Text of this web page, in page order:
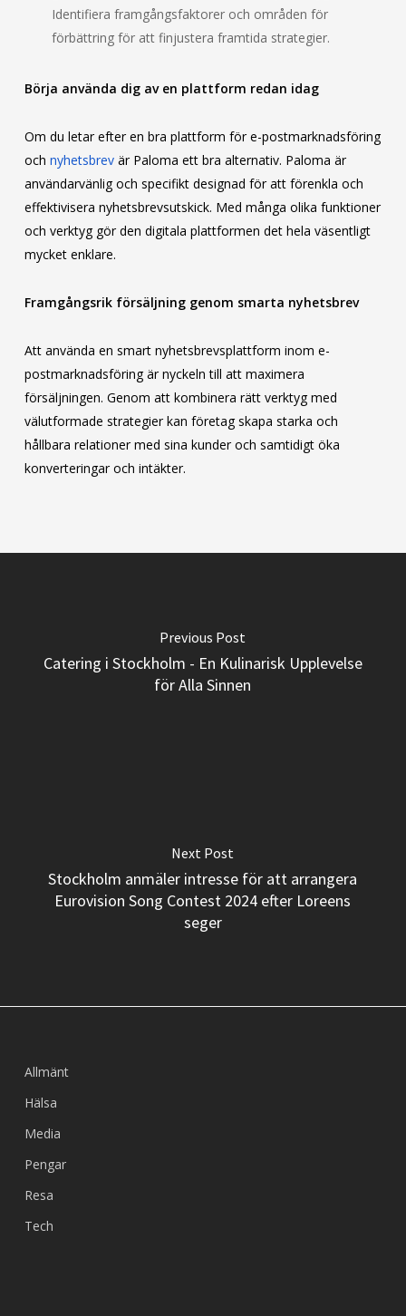
Identifiera framgångsfaktorer och områden för
förbättring för att finjustera framtida strategier.
Börja använda dig av en plattform redan idag
Om du letar efter en bra plattform för e-postmarknadsföring
och nyhetsbrevär Paloma ett bra alternativ. Paloma är
användarvänlig och specifikt designad för att förenkla och
effektivisera nyhetsbrevsutskick. Med många olika funktioner
och verktyg gör den digitala plattformen det hela väsentligt
mycket enklare.
Framgångsrik försäljning genom smarta nyhetsbrev
Att använda en smart nyhetsbrevsplattform inom e-
postmarknadsföring är nyckeln till att maximera
försäljningen. Genom att kombinera rätt verktyg med
välutformade strategier kan företag skapa starka och
hållbara relationer med sina kunder och samtidigt öka
konverteringar och intäkter.
Previous Post
Catering i Stockholm - En Kulinarisk Upplevelse
för Alla Sinnen
Next Post
Stockholm anmäler intresse för att arrangera
Eurovision Song Contest 2024 efter Loreens
seger
Allmänt
Hälsa
Media
Pengar
Resa
Tech